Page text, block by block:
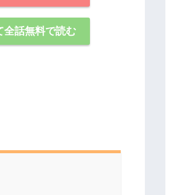
全話無料で読む